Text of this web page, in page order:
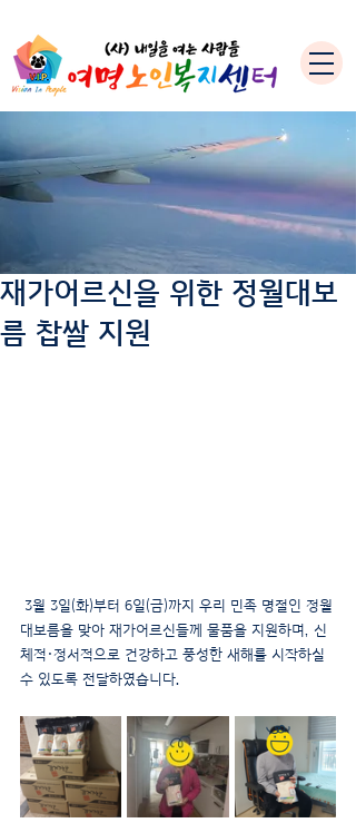
재가어르신을 위한 정월대보
름 찹쌀 지원
대보름을 맞아 재가어르신들께 물품을 지원하며, 신
체적·정서적으로 건강하고 풍성한 새해를 시작하실
수 있도록 전달하였습니다.